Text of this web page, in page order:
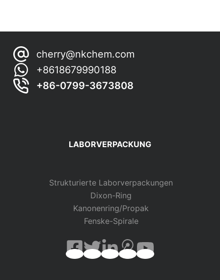
cherry@nkchem.com
+8618679990188
+86-0799-3673808
LABORVERPACKUNG
Strukturierte Laborverpackungen
Dixon-Ring
Kanonenring/Propak
Fenske-Spirale